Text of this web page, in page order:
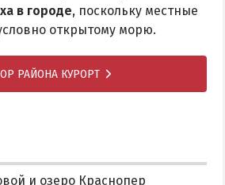
в городе, поскольку местные
открытому морю.
РАЙОНА КУРОРТ